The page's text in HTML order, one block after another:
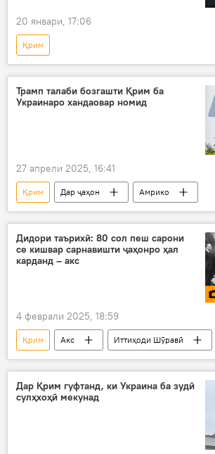
20 январи, 17:06
Қрим
Сергей Лавров
Украина
амалиёти вижа
Амният ва мудофиа
Трамп талаби бозгашти Қрим ба
Украинаро хандаовар номид
27 апрели 2025, 16:41
Қрим Дар ҷаҳон
Амрико
Доналд Трамп
Украина Сиёсат
Дидори таърихӣ: 80 сол пеш сарони
се кишвар сарнавишти ҷаҳонро ҳал
карданд – акс
4 феврали 2025, 18:59
Қрим Акс
Иттиҳоди Шӯравӣ
Ялта
конфронс
Иосиф Сталин
ИМА
Дар Қрим гуфтанд, ки Украина ба зудӣ
сулҳхоҳӣ мекунад